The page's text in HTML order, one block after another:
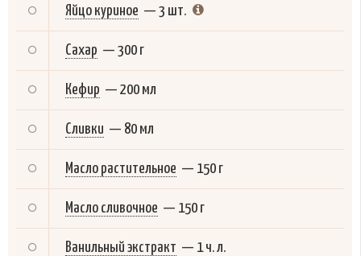
Яйцо куриное — 3 шт.
Сахар — 300 г
Кефир — 200 мл
Сливки — 80 мл
Масло растительное — 150 г
Масло сливочное — 150 г
Ванильный экстракт — 1 ч. л.